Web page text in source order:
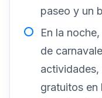
paseo y un
En la
de
gratuitos en